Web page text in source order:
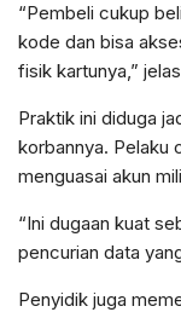
“Pembeli cukup
kode dan bisa
fisik kartunya,”
Praktik ini diduga
korbannya. Pelaku
menguasai akun
“Ini dugaan kuat
pencurian data
Penyidik juga